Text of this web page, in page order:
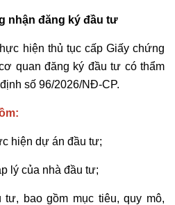
nhận đăng ký đầu tư
hiện thủ tục cấp Giấy chứng
quan đăng ký đầu tư có thẩm
số 96/2026/NĐ-CP.
hiện dự án đầu tư;
lý của nhà đầu tư;
bao gồm mục tiêu, quy mô,